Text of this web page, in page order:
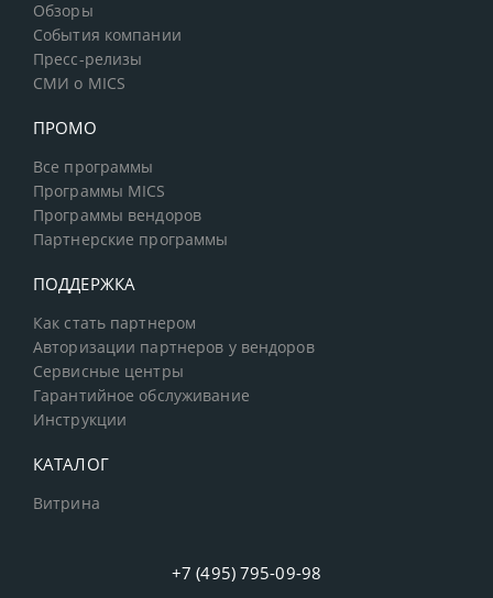
Обзоры
События компании
Пресс-релизы
СМИ о MICS
ПРОМО
Все программы
Программы MICS
Программы вендоров
Партнерские программы
ПОДДЕРЖКА
Как стать партнером
Авторизации партнеров у вендоров
Сервисные центры
Гарантийное обслуживание
Инструкции
КАТАЛОГ
Витрина
+7 (495) 795-09-98